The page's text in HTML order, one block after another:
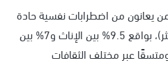
من اضطرابات نفسية حادة
(تظهر عليهم خمسة أعراض أو أكثر)، بواقع 9.5% بين الإناث و7% بين
عبر مختلف الثقافات